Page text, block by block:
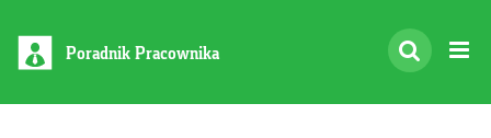
Poradnik Pracownika